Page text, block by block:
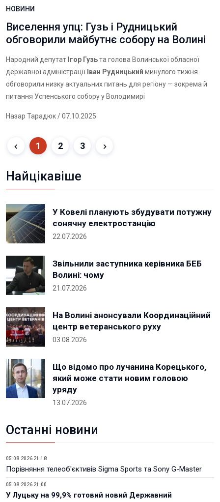
НОВИНИ
Виселення упц: Гузь і Рудницький
обговорили майбутнє собору на Волині
Народний депутат Ігор Гузьта голова Волинської обласної
державної адміністрації Іван Рудницький минулого тижня
обговорили низку актуальних питань для регіону — зокрема й
питання Успенського собору у Володимирі
Назар Тарадюк/ 07.10.2025
1 2 3
Найцікавіше
У Ковелі планують збудувати потужну
сонячну електростанцію
22.07.2026
Звільнили заступника керівника БЕБ
Волині: чому
21.07.2026
На Волині анонсували Координаційний
центр ветеранського руху
03.08.2026
Що відомо про лучанина Корецького,
який може стати новим головою
уряду
13.07.2026
Останні новини
05.08.2026 21:18
Порівняння телеоб'єктивів Sigma Sports та Sony G-Master
05.08.2026 21:00
У Луцьку на 99,9% готовий новий Державний